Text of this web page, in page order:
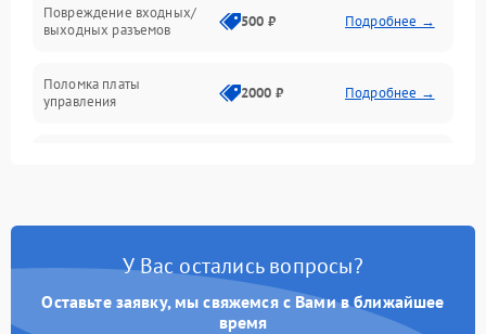
Механические повреждения
Механика
Повреждение входных/
выходных разъемов
500 ₽ Подробнее →
Поломка платы
управления
2000 ₽ Подробнее →
Повреждение
Поломка предохранителя 100 ₽ Подробнее →
У Вас остались вопросы?
Оставьте заявку, мы свяжемся с Вами в ближайшее
время